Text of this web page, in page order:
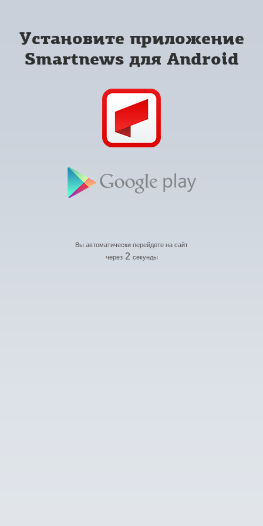
Установите приложение
Smartnews для Android
Вы автоматически перейдете на сайт
через 2 секунды